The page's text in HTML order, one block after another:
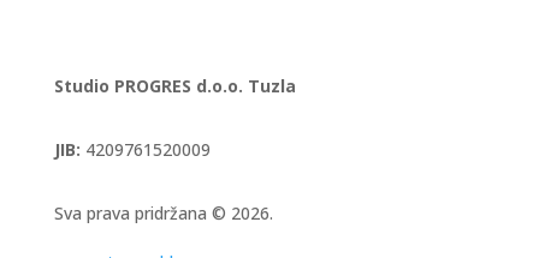
Studio PROGRES d.o.o. Tuzla
JIB: 4209761520009
Sva prava pridržana © 2026.